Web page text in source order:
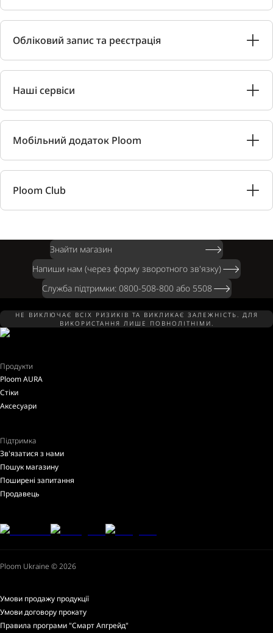
Обліковий запис та реєстрація
Наші сервіси
Мобільний додаток Ploom
Ploom Club
Знайти магазин
Напиши нам (через форму зворотного зв'язку)
Служба підтримки: 0800-508-800 або 5508
НЕ ВИКЛЮЧАЄ ВСІХ РИЗИКІВ ТА ВИКЛИКАЄ ЗАЛЕЖНІСТЬ. ДЛЯ
ВИКОРИСТАННЯ ЛИШЕ ПОВНОЛІТНІМИ.
Продукти
Ploom AURA
Стіки
Аксесуари
Підтримка
Зв'язатися з нами
Пошук магазину
Поширені запитання
Продавець
Ploom Ukraine © 2026
Умови продажу продукції
Умови договору прокату
Правила програми "Смарт Апгрейд"